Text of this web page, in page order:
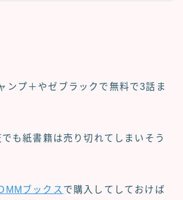
ンプ＋ やゼブラック で 無料で3話ま
も紙書籍は売り切れてしまいそう
ブックス で購入して しておけば